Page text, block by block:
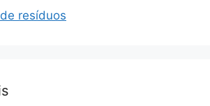
resíduos